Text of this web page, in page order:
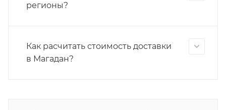
регионы?
Как расчитать стоимость доставки
в Магадан?